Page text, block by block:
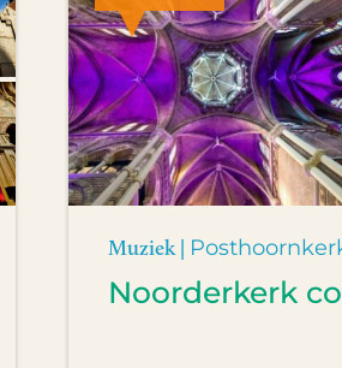
Muziek |
Noorderkerk